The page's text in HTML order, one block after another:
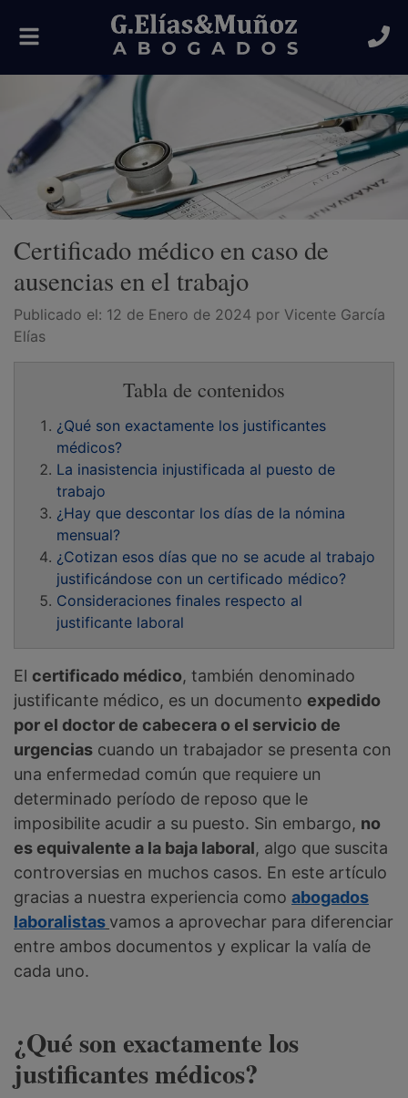
Alternar
navegación
Certificado médico en caso de
ausencias en el trabajo
Publicado el: 12 de Enero de 2024 por Vicente García
Elías
Tabla de contenidos
¿Qué son exactamente los justificantes
médicos?
La inasistencia injustificada al puesto de
trabajo
¿Hay que descontar los días de la nómina
mensual?
¿Cotizan esos días que no se acude al trabajo
justificándose con un certificado médico?
Consideraciones finales respecto al
justificante laboral
El certificado médico, también denominado
justificante médico, es un documento expedido
por el doctor de cabecera o el servicio de
urgencias cuando un trabajador se presenta con
una enfermedad común que requiere un
determinado período de reposo que le
imposibilite acudir a su puesto. Sin embargo, no
es equivalente a la baja laboral, algo que suscita
controversias en muchos casos. En este artículo
gracias a nuestra experiencia como abogados
laboralistas vamos a aprovechar para diferenciar
entre ambos documentos y explicar la valía de
cada uno.
¿Qué son exactamente los
justificantes médicos?